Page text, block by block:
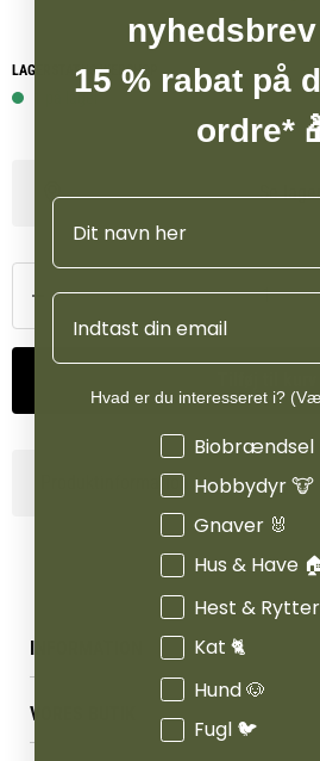
LAGERSTATUS WEBSHOP
1 på lager
Se
Produktinformation
INFORMATION
Reklamations- & fortrydelsesret
Levering & afhentning
VORES BUTIK
15 % rabat på
ordre*
Navn
Email
Hvad er du interesseret i?
Interesser
Biobrændsel
Hobbydyr 🐮
Gnaver 🐰
Hus & Have
Hest &
Kat 🐈
Hund 🐶
Fugl 🐦